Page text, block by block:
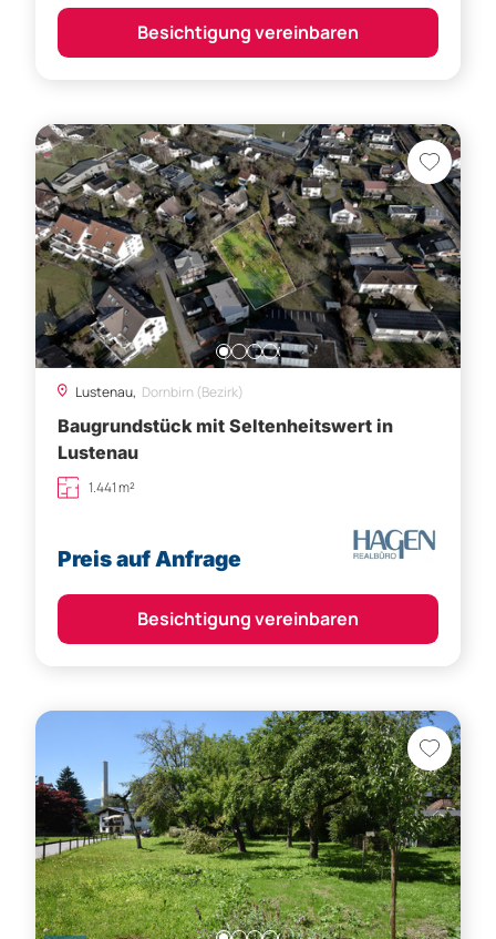
Besichtigung vereinbaren
Lustenau, Dornbirn (Bezirk)
Baugrundstück mit Seltenheitswert in
Lustenau
1.441 m²
Preis auf Anfrage
Besichtigung vereinbaren